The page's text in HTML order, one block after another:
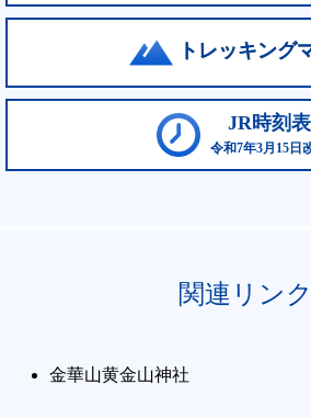
トレッキング
JR時刻表
令和7年3月15日
関連リンク
金華山黄金山神社